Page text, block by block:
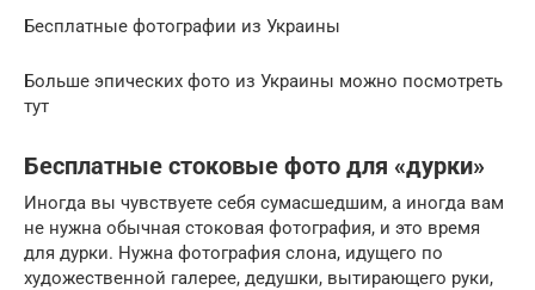
Бесплатные фотографии из Украины
Больше эпических фото из Украины можно посмотреть
тут
Бесплатные стоковые фото для «дурки»
Иногда вы чувствуете себя сумасшедшим, а иногда вам
не нужна обычная стоковая фотография, и это время
для дурки. Нужна фотография слона, идущего по
художественной галерее, дедушки, вытирающего руки,